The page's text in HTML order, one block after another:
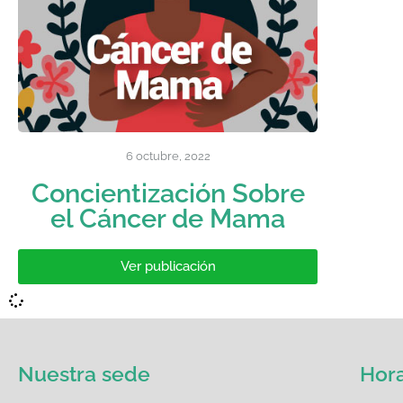
6 octubre, 2022
Concientización Sobre
el Cáncer de Mama
Ver publicación
Nuestra sede